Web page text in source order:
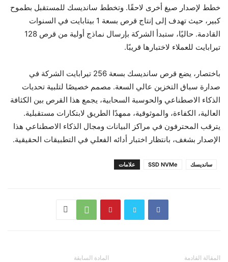
خطط لإصدار صيغ أخرى لاحقًا. وتخطط سانديسك للمستقبل بطموح
كبير، حيث تهدف إلى إنتاج قرص بسعة 1 بيتابايت في السنوات
القادمة. حاليًا، ستبدأ الشركة بإرسال نماذج أولية من قرص 128
تيرابايت للعملاء لاختبارها قريبًا.
باختصار، يضع قرص سانديسك بسعة 256 تيرابايت الشركة في
صدارة سباق التخزين عالي السعة. مصمم خصيصًا لتلبية تحديات
الذكاء الاصطناعي والحوسبة السحابية، يجمع هذا القرص بين الكثافة
العالية، الكفاءة، والموثوقية، ممهدًا الطريق لابتكارات مستقبلية.
يترقب المحترفون في مراكز البيانات ومجال الذكاء الاصطناعي هذا
الإصدار بشغف، بانتظار اختبار أدائه الفعلي في التطبيقات الحقيقية.
علامات SSD NVMe سانديسك
المادة السابقة المقالة القادمة